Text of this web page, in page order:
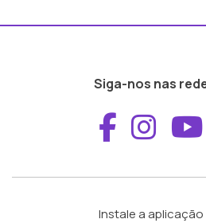
Siga-nos nas
Instale a aplicação